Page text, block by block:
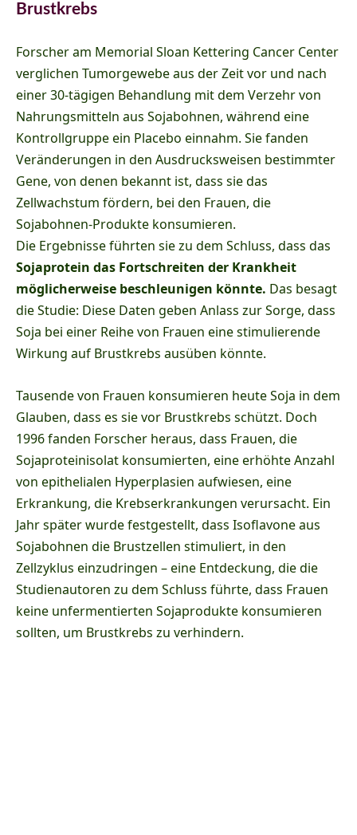
Brustkrebs
Forscher am Memorial Sloan Kettering Cancer Center
verglichen Tumorgewebe aus der Zeit vor und nach
einer 30-tägigen Behandlung mit dem Verzehr von
Nahrungsmitteln aus Sojabohnen, während eine
Kontrollgruppe ein Placebo einnahm. Sie fanden
Veränderungen in den Ausdrucksweisen bestimmter
Gene, von denen bekannt ist, dass sie das
Zellwachstum fördern, bei den Frauen, die
Sojabohnen-Produkte konsumieren.
Die Ergebnisse führten sie zu dem Schluss, dass das
Sojaprotein das Fortschreiten der Krankheit
möglicherweise beschleunigen könnte. Das besagt
die Studie: Diese Daten geben Anlass zur Sorge, dass
Soja bei einer Reihe von Frauen eine stimulierende
Wirkung auf Brustkrebs ausüben könnte.
Tausende von Frauen konsumieren heute Soja in dem
Glauben, dass es sie vor Brustkrebs schützt. Doch
1996 fanden Forscher heraus, dass Frauen, die
Sojaproteinisolat konsumierten, eine erhöhte Anzahl
von epithelialen Hyperplasien aufwiesen, eine
Erkrankung, die Krebserkrankungen verursacht. Ein
Jahr später wurde festgestellt, dass Isoflavone aus
Sojabohnen die Brustzellen stimuliert, in den
Zellzyklus einzudringen – eine Entdeckung, die die
Studienautoren zu dem Schluss führte, dass Frauen
keine unfermentierten Sojaprodukte konsumieren
sollten, um Brustkrebs zu verhindern.